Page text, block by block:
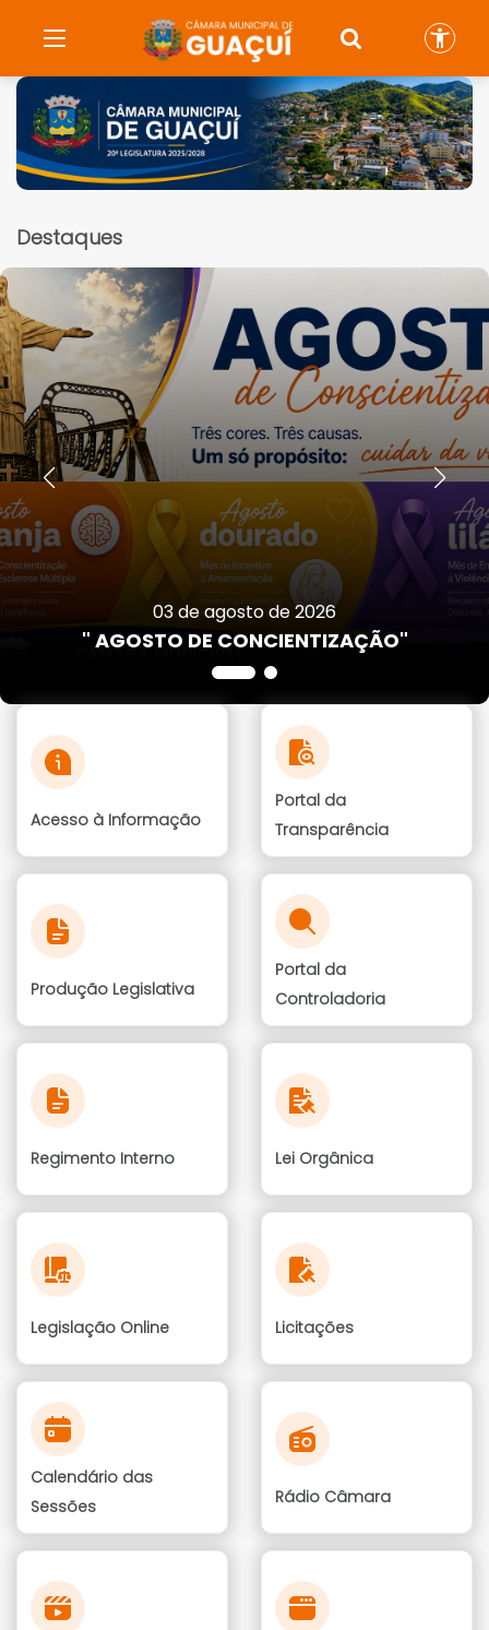
Destaques
03 de agosto de 2026
" AGOSTO DE CONCIENTIZAÇÃO"
Acesso à Informação
Portal da
Transparência
Produção Legislativa
Portal da
Controladoria
Regimento Interno Lei Orgânica
Legislação Online Licitações
Calendário das
Sessões
Rádio Câmara